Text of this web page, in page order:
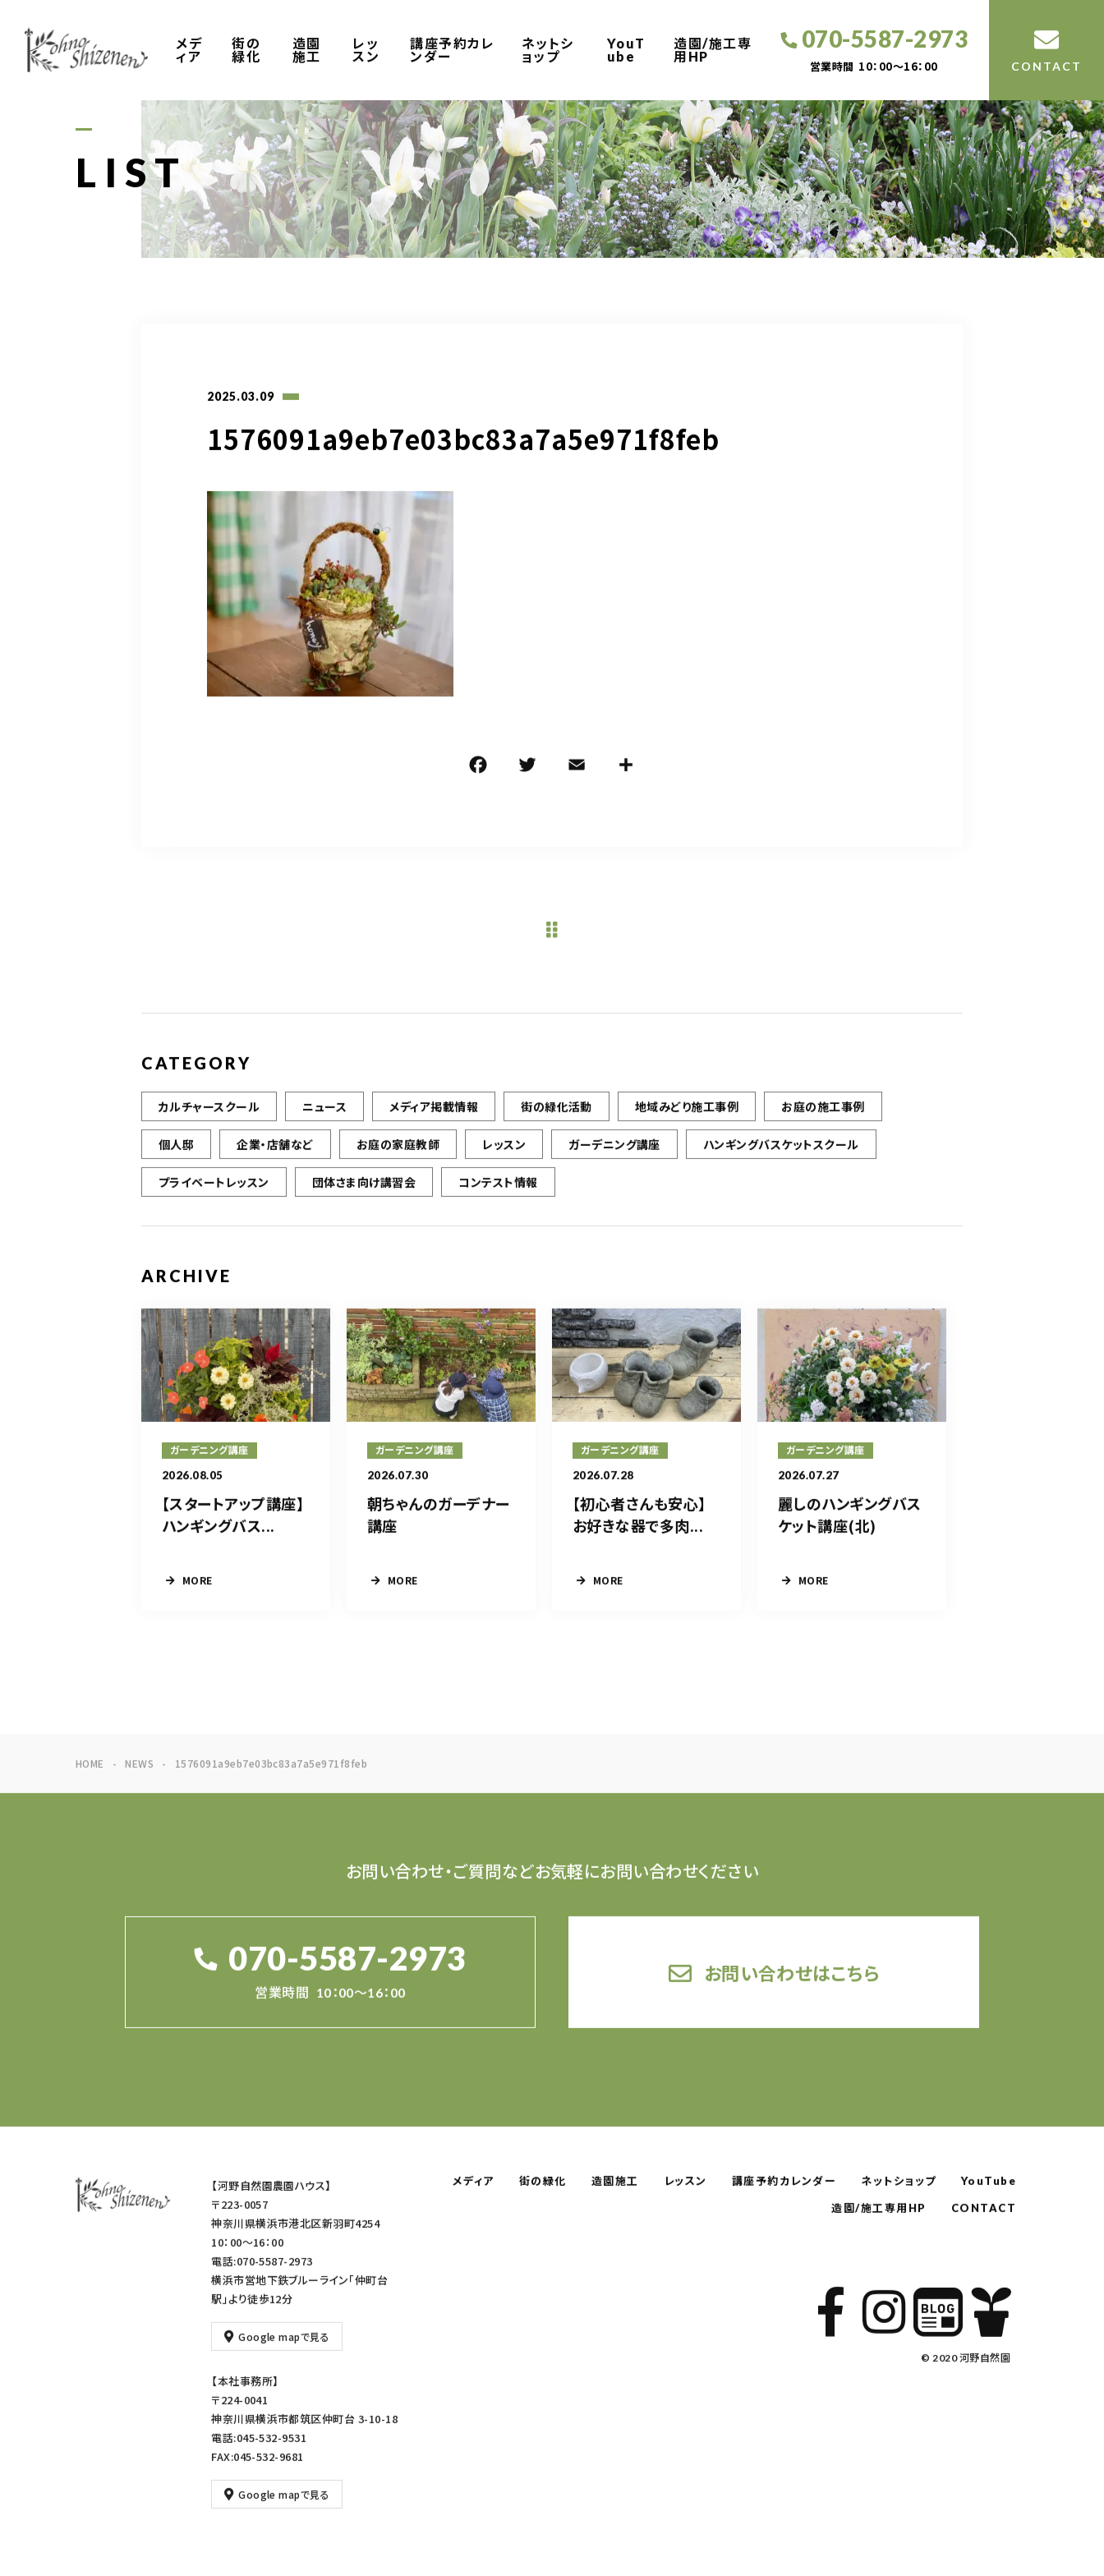
メデ
ィア
街の
緑化
造園
施工
レッ
スン
講座予約カレ
ンダー
ネットシ
ョップ
YouT
ube
造園/施工専
用HP
070-5587-2973
営業時間 10：00～16：00 CONTACT
LIST
2025.03.09
1576091a9eb7e03bc83a7a5e971f8feb
CATEGORY
カルチャースクール ニュース メディア掲載情報 街の緑化活動 地域みどり施工事例 お庭の施工事例
個人邸 企業・店舗など お庭の家庭教師 レッスン ガーデニング講座 ハンギングバスケットスクール
プライベートレッスン 団体さま向け講習会 コンテスト情報
ARCHIVE
ガーデニング講座
2026.08.05
【スタートアップ講座】
ハンギングバス...
MORE
ガーデニング講座
2026.07.30
朝ちゃんのガーデナー
講座
MORE
ガーデニング講座
2026.07.28
【初心者さんも安心】
お好きな器で多肉...
MORE
ガーデニング講座
2026.07.27
麗しのハンギングバス
ケット講座(北)
MORE
HOME NEWS 1576091a9eb7e03bc83a7a5e971f8feb
お問い合わせ・ご質問などお気軽にお問い合わせください
070-5587-2973
営業時間 10：00～16：00
お問い合わせはこちら
【河野自然園農園ハウス】
〒223-0057
神奈川県横浜市港北区新羽町4254
10：00～16：00
電話:070-5587-2973
横浜市営地下鉄ブルーライン「仲町台
駅」より徒歩12分
Google mapで見る
【本社事務所】
〒224-0041
神奈川県横浜市都筑区仲町台 3-10-18
電話:045-532-9531
FAX:045-532-9681
Google mapで見る
メディア 街の緑化 造園施工 レッスン 講座予約カレンダー ネットショップ YouTube
造園/施工専用HP CONTACT
© 2020 河野自然園